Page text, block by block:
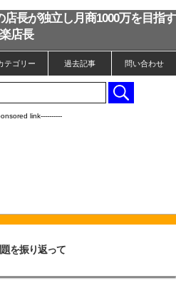
長が独立し月商1000万を目指す
楽店長
テゴリー 過去記事 問い合わせ
link----------
を振り返って